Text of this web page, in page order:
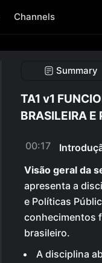
Channels
Summary
TA1 v1
BRASILEIRA
00:17
Visão geral da
apresenta a
e Políticas
conhecimentos
brasileiro.
A disciplina